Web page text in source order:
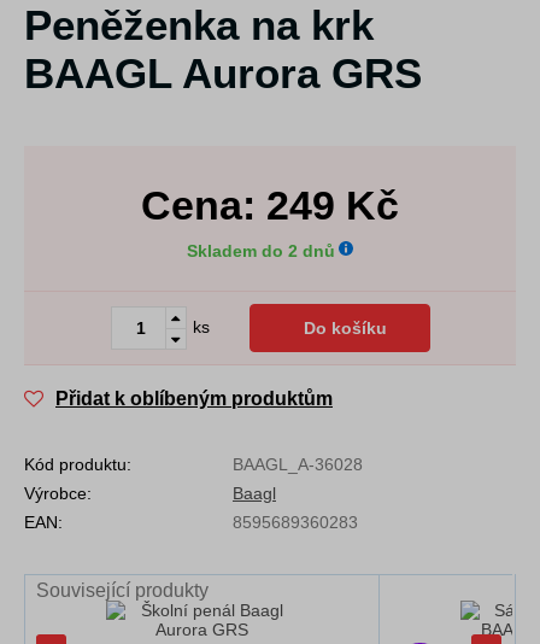
Peněženka na krk
BAAGL Aurora GRS
Cena: 249 Kč
Skladem do 2 dnů
ks Do košíku
Přidat k oblíbeným produktům
Kód produktu:
BAAGL_A-36028
Výrobce:
Baagl
EAN:
8595689360283
Související produkty